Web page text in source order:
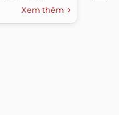
Xem thêm